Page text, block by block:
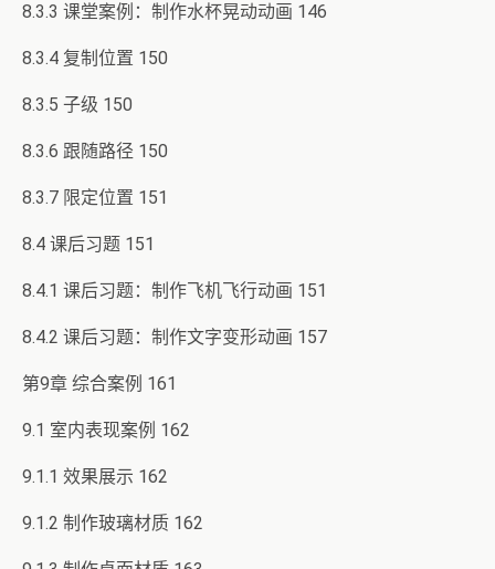
8.3.3 课堂案例：制作水杯晃动动画 146
8.3.4 复制位置 150
8.3.5 子级 150
8.3.6 跟随路径 150
8.3.7 限定位置 151
8.4 课后习题 151
8.4.1 课后习题：制作飞机飞行动画 151
8.4.2 课后习题：制作文字变形动画 157
第9章 综合案例 161
9.1 室内表现案例 162
9.1.1 效果展示 162
9.1.2 制作玻璃材质 162